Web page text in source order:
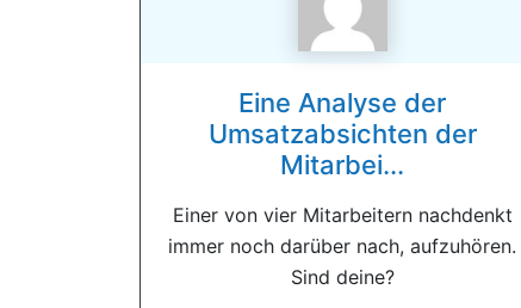
Eine Analyse der
Umsatzabsichten der
Mitarbei...
Einer von vier Mitarbeitern nachdenkt
immer noch darüber nach, aufzuhören.
Sind deine?